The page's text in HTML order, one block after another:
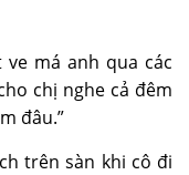
ve má anh qua các
chị nghe cả đêm
đâu.”
trên sàn khi cô đi